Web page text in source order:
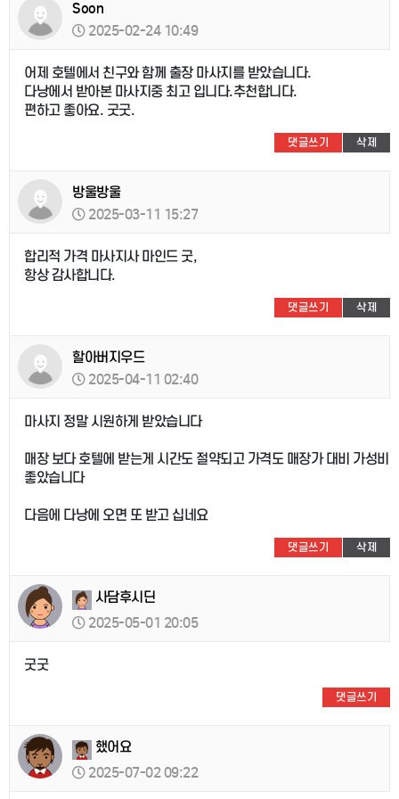
Soon
2025-02-24 10:49
어제 호텔에서 친구와 함께 출장 마사지를 받았습니다.
다낭에서 받아본 마사지중 최고 입니다.추천합니다.
편하고 좋아요. 굿굿.
댓글쓰기 삭제
방울방울
2025-03-11 15:27
합리적 가격 마사지사 마인드 굿,
항상 감사합니다.
댓글쓰기 삭제
할아버지우드
2025-04-11 02:40
마사지 정말 시원하게 받았습니다
매장 보다 호텔에 받는게 시간도 절약되고 가격도 매장가 대비 가성비
좋았습니다
다음에 다낭에 오면 또 받고 십네요
댓글쓰기 삭제
사담후시딘
2025-05-01 20:05
굿굿
댓글쓰기
했어요
2025-07-02 09:22